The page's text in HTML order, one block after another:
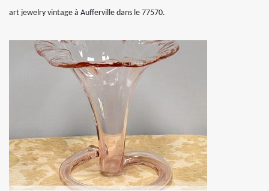
art jewelry vintage à Aufferville dans le 77570.